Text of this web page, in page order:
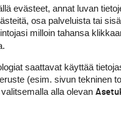
oman tasoituksen laskenta
evästeet, annat luvan
osa palveluista tai
milloin tahansa
saattavat käyttää
(esim. sivun tekninen
alla olevan